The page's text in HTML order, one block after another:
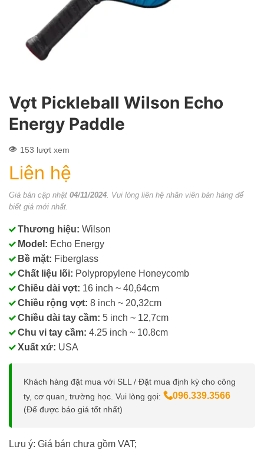
Vợt Pickleball Wilson Echo
Energy Paddle
153 lượt xem
Liên hệ
Giá bán cập nhật 04/11/2024. Vui lòng liên hệ nhân viên bán hàng để
biết giá mới nhất.
Thương hiệu: Wilson
Model: Echo Energy
Bề mặt: Fiberglass
Chất liệu lõi: Polypropylene Honeycomb
Chiều dài vợt: 16 inch ~ 40,64cm
Chiều rộng vợt: 8 inch ~ 20,32cm
Chiều dài tay cầm: 5 inch ~ 12,7cm
Chu vi tay cầm: 4.25 inch ~ 10.8cm
Xuất xứ: USA
Khách hàng đặt mua với SLL / Đặt mua định kỳ cho công
ty, cơ quan, trường học. Vui lòng gọi:
096.339.3566
(Để được báo giá tốt nhất)
Lưu ý: Giá bán chưa gồm VAT;